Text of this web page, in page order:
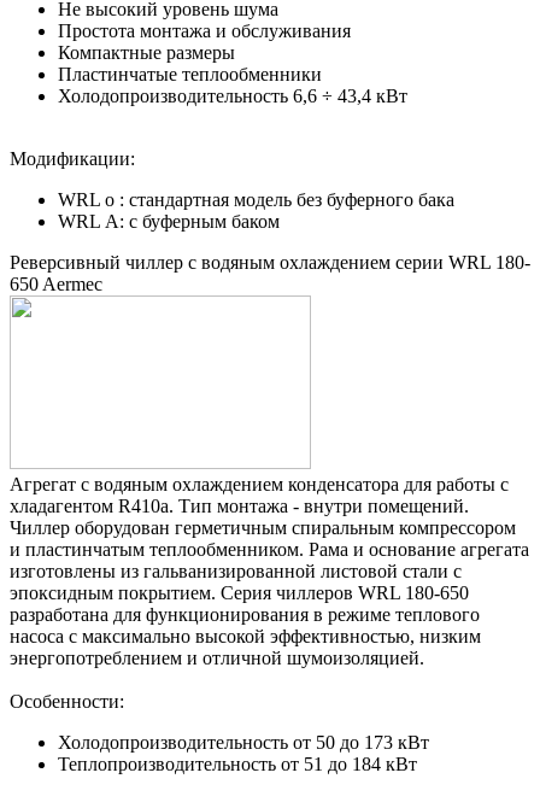
Не высокий уровень шума
Простота монтажа и обслуживания
Компактные размеры
Пластинчатые теплообменники
Холодопроизводительность 6,6 ÷ 43,4 кВт
Модификации:
WRL о : стандартная модель без буферного бака
WRL А: с буферным баком
Реверсивный чиллер с водяным охлаждением серии WRL 180-
650 Aermec
Агрегат с водяным охлаждением конденсатора для работы с
хладагентом R410a. Тип монтажа - внутри помещений.
Чиллер оборудован герметичным спиральным компрессором
и пластинчатым теплообменником. Рама и основание агрегата
изготовлены из гальванизированной листовой стали с
эпоксидным покрытием. Серия чиллеров WRL 180-650
разработана для функционирования в режиме теплового
насоса с максимально высокой эффективностью, низким
энергопотреблением и отличной шумоизоляцией.
Особенности:
Холодопроизводительность от 50 до 173 кВт
Теплопроизводительность от 51 до 184 кВт